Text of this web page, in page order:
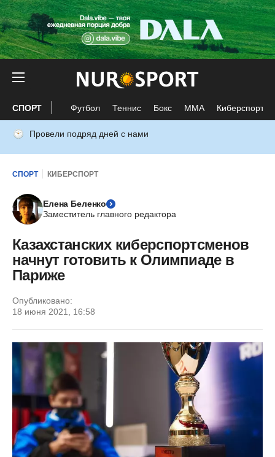
СПОРТ Футбол Теннис Бокс ММА Киберспорт
Провели подряд дней с нами
СПОРТ КИБЕРСПОРТ
Елена Беленко
Заместитель главного редактора
Казахстанских киберспортсменов
начнут готовить к Олимпиаде в
Париже
Опубликовано:
18 июня 2021, 16:58